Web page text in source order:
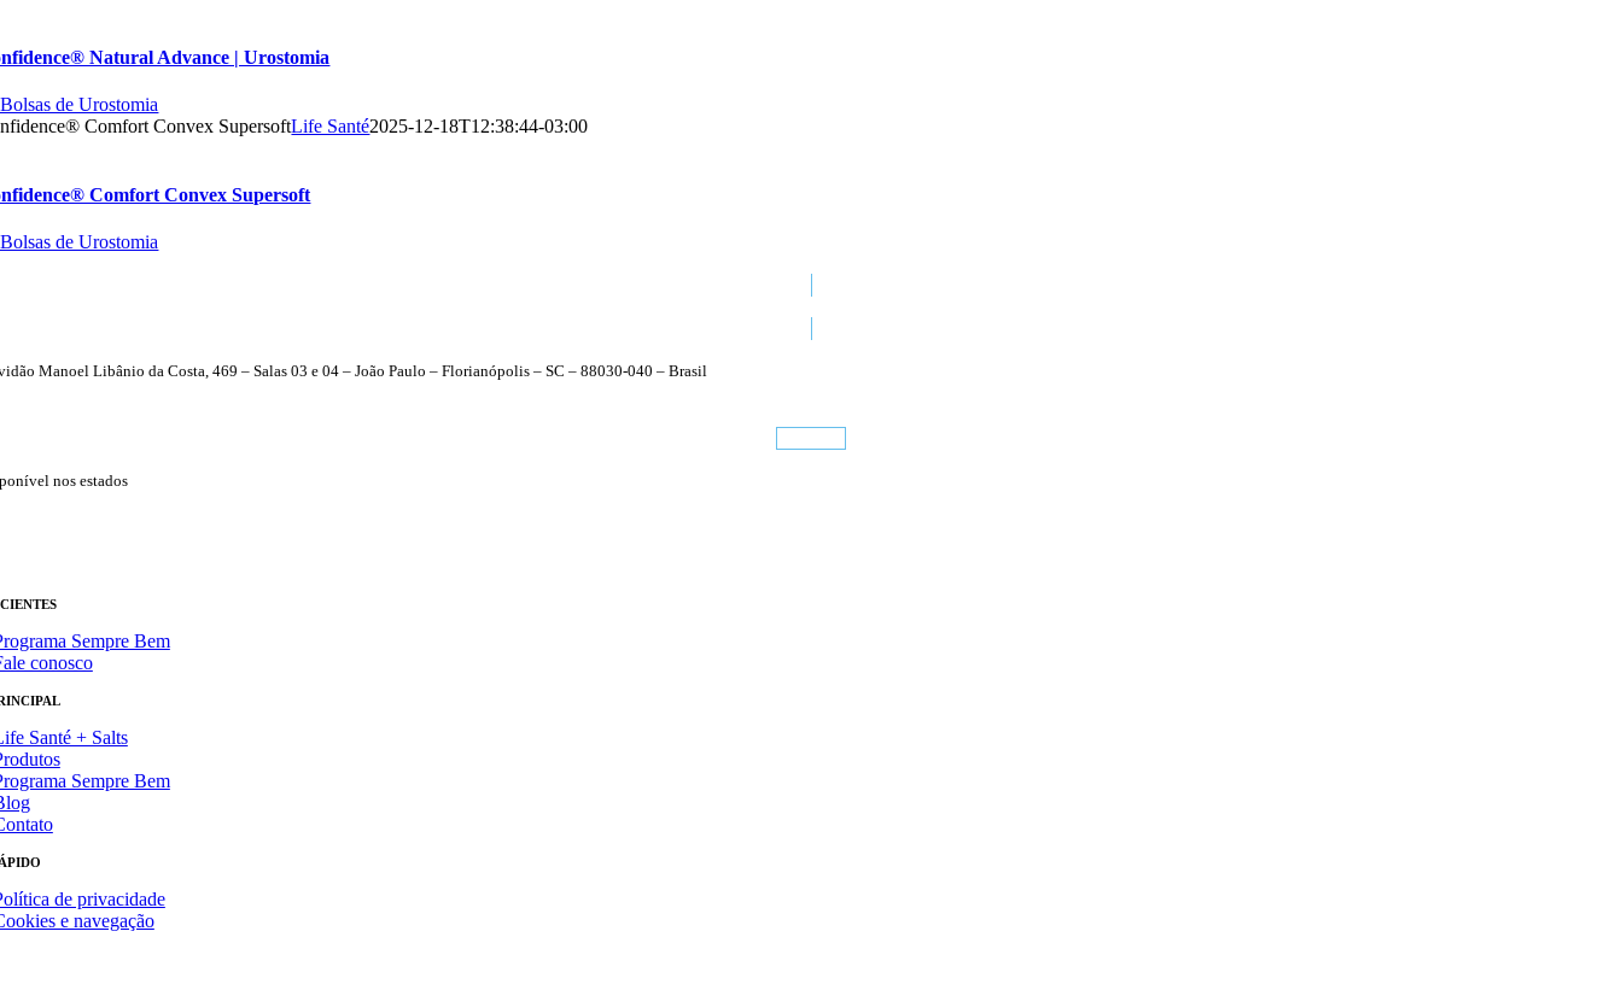
Natural Advance | Urostomia
de Urostomia
Comfort Convex SupersoftLife Santé2025-12-18T12:38:44-03:00
Comfort Convex Supersoft
de Urostomia
Manoel Libânio da Costa, 469 – Salas 03 e 04 – João Paulo – Florianópolis – SC – 88030-040 – Brasil
nos estados
Sempre Bem
conosco
Santé + Salts
Sempre Bem
de privacidade
e navegação